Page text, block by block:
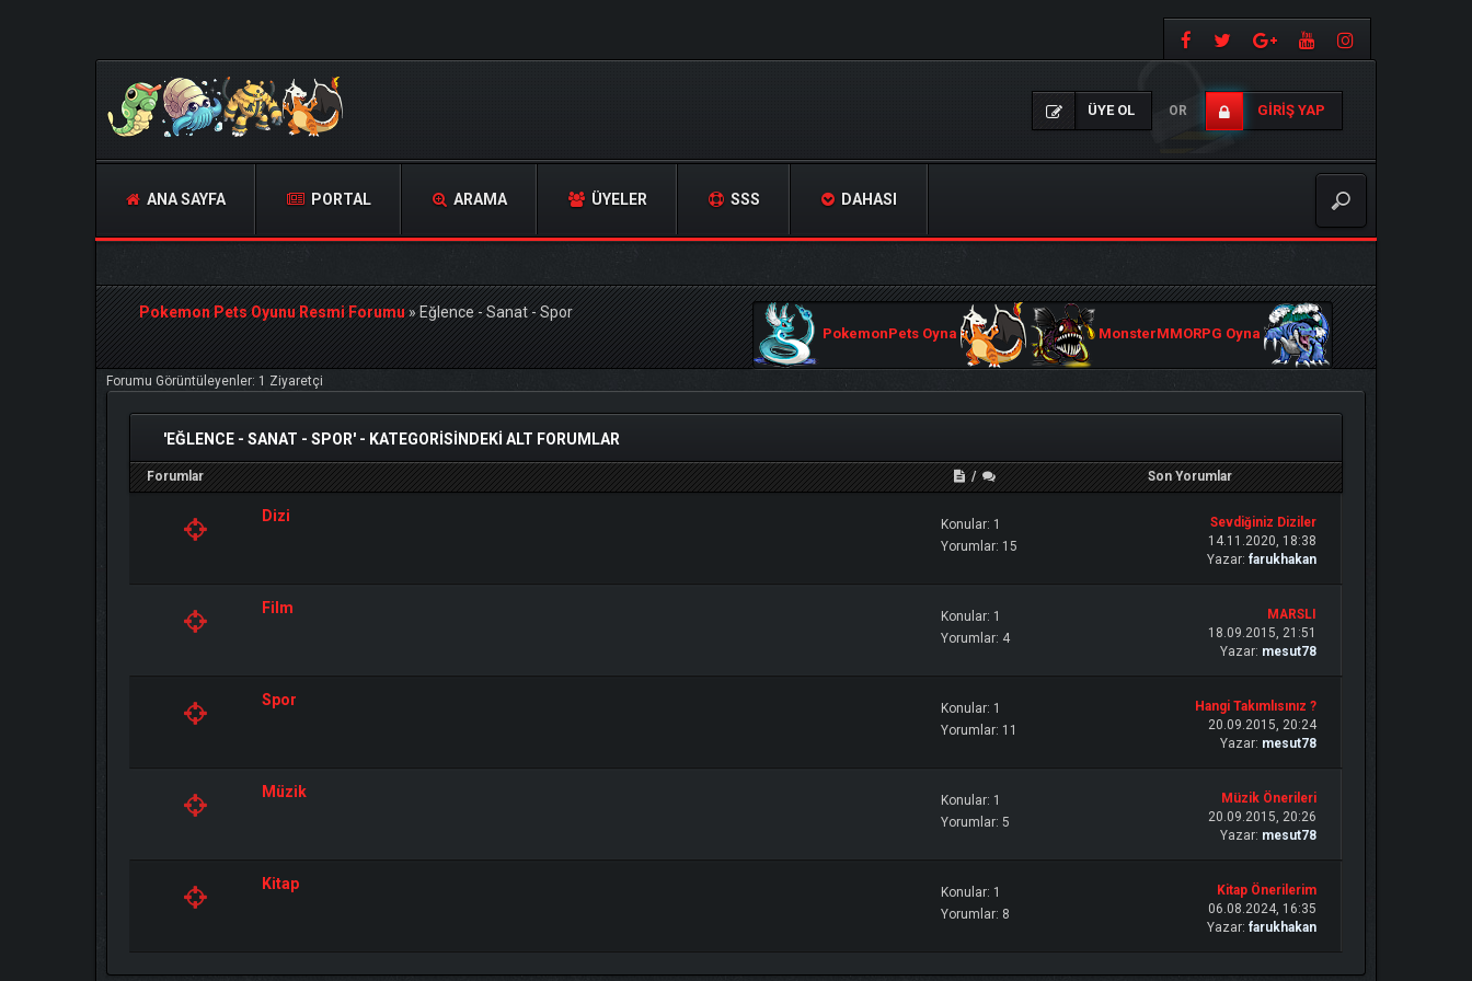
ÜYE OL OR GIRIŞ YAP
ANA SAYFA PORTAL ARAMA ÜYELER SSS DAHASI
Pokemon Pets Oyunu Resmi Forumu»Eğlence - Sanat - Spor
PokemonPets Oyna MonsterMMORPG Oyna
Forumu Görüntüleyenler: 1 Ziyaretçi
'EĞLENCE - SANAT - SPOR' - KATEGORISINDEKI ALT FORUMLAR
Forumlar / Son Yorumlar
Dizi
Konular: 1
Yorumlar: 15
Sevdiğiniz Diziler
14.11.2020, 18:38
Yazar: farukhakan
Film
Konular: 1
Yorumlar: 4
MARSLI
18.09.2015, 21:51
Yazar: mesut78
Spor
Konular: 1
Yorumlar: 11
Hangi Takımlısınız ?
20.09.2015, 20:24
Yazar: mesut78
Müzik
Konular: 1
Yorumlar: 5
Müzik Önerileri
20.09.2015, 20:26
Yazar: mesut78
Kitap
Konular: 1
Yorumlar: 8
Kitap Önerilerim
06.08.2024, 16:35
Yazar: farukhakan